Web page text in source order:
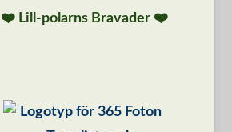
❤️ Lill-polarns Bravader ❤️